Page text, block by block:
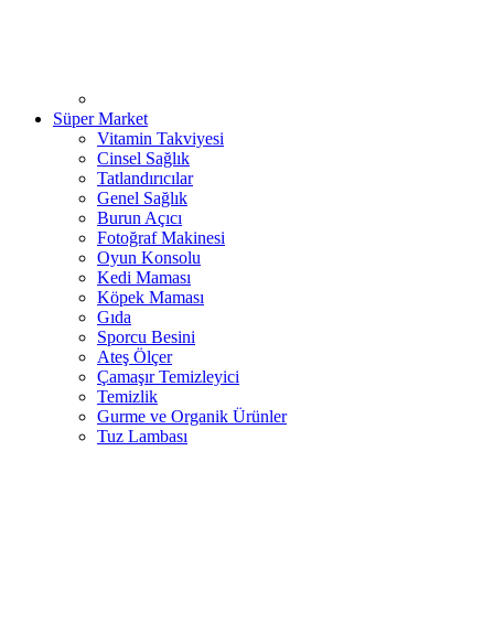
Süper Market
Vitamin Takviyesi
Cinsel Sağlık
Tatlandırıcılar
Genel Sağlık
Burun Açıcı
Fotoğraf Makinesi
Oyun Konsolu
Kedi Maması
Köpek Maması
Gıda
Sporcu Besini
Ateş Ölçer
Çamaşır Temizleyici
Temizlik
Gurme ve Organik Ürünler
Tuz Lambası